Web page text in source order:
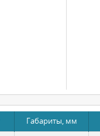
Габариты, мм